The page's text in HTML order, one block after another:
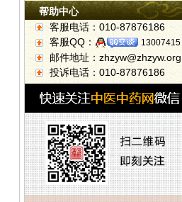
帮助中心
客服电话：010-87876186
客服QQ：
13007415
邮件地址：zhzyw@zhzyw.org
投诉电话：010-87876186